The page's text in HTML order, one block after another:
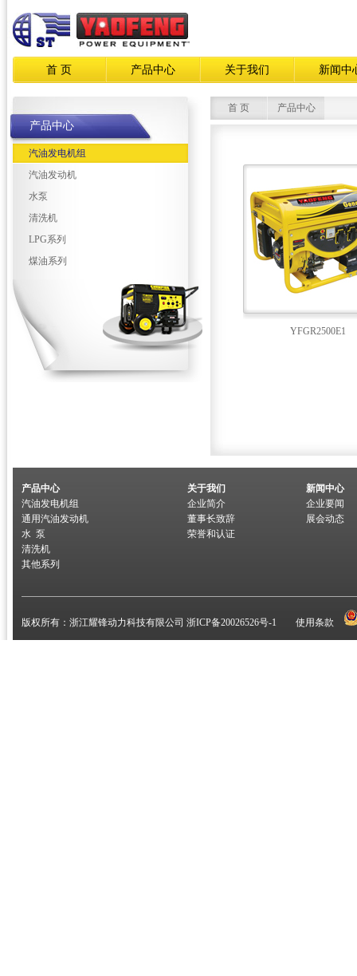
首 页 产品中心 关于我们 新闻中
产品中心
汽油发电机组
汽油发动机
水泵
清洗机
LPG系列
煤油系列
首 页 产品中心
YFGR2500E1
产品中心
汽油发电机组
通用汽油发动机
水 泵
清洗机
其他系列
关于我们
企业简介
董事长致辞
荣誉和认证
新闻中心
企业要闻
展会动态
版权所有：浙江耀锋动力科技有限公司 浙ICP备20026526号-1 使用条款